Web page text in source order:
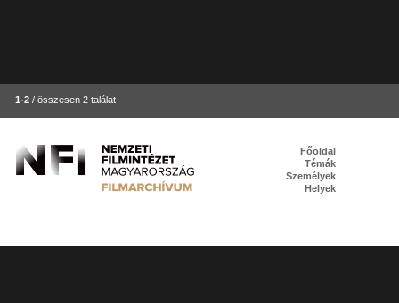
1-2 / összesen 2 találat
Főoldal
Témák
Személyek
Helyek